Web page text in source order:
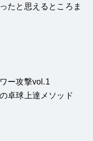
たと思えるところま
ー攻撃vol.1
卓球上達メソッド